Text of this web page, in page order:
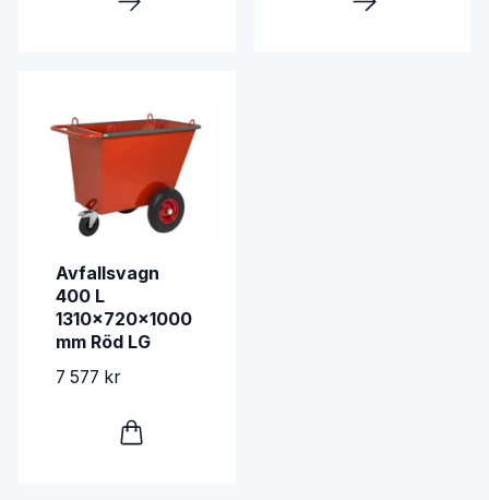
Avfallsvagn
400 L
1310x720x1000
mm Röd LG
7 577 kr